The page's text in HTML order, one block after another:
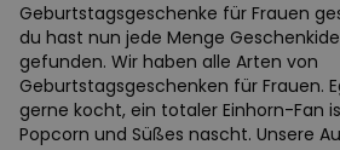
Geburtstagsgeschenke für Frauen
du hast nun jede Menge
gefunden. Wir haben alle Arten von
Geburtstagsgeschenken für Frauen.
gerne kocht, ein totaler Einhorn-Fan
Popcorn und Süßes nascht. Unsere